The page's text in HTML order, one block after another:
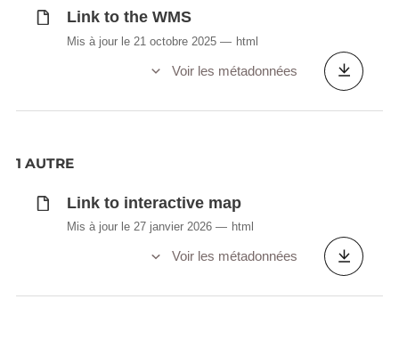
Link to the WMS
Mis à jour le 21 octobre 2025 html
Voir les métadonnées
1 AUTRE
Link to interactive map
Mis à jour le 27 janvier 2026 html
Voir les métadonnées